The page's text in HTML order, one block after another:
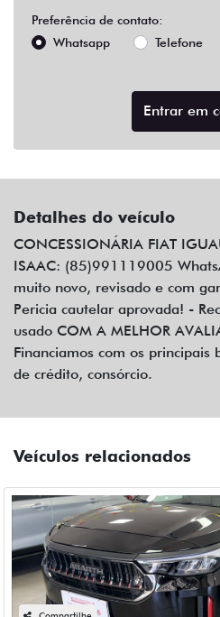
Preferência de contato:
Whatsapp
Telefone
Entrar em
Detalhes do veículo
CONCESSIONÁRIA FIAT
ISAAC: (85)991119005
muito novo, revisado e com
Pericia cautelar aprovada! -
usado COM A MELHOR
Financiamos com os principais
de crédito, consórcio.
Veículos relacionados
Compartilhe